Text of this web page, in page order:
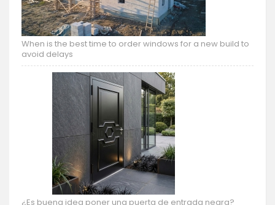
When is the best time to order windows for a new build to
avoid delays
¿Es buena idea poner una puerta de entrada negra?